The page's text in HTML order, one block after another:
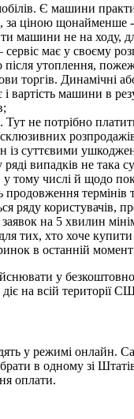
Є машини
ціною щонайменше -
машини не на ходу,
сервіс має у своєму
після утоплення,
торгів. Динамічні
вартість машини в
Тут не потрібно
із суттєвими
ряді випадків не така
у тому числі й щодо
продовження термінів
ряду користувачів,
заявок на 5 хвилин
тих, хто хоче
в останній момент
у
на всій території
у режимі онлайн.
в одному зі
оплати.